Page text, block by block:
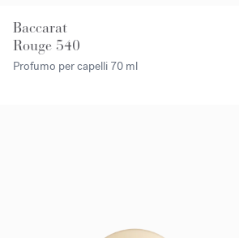
Baccarat
Rouge 540
Profumo per capelli 70 ml